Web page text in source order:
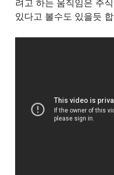
려고 하는 움직임은 주
있다고 볼수도 있을듯